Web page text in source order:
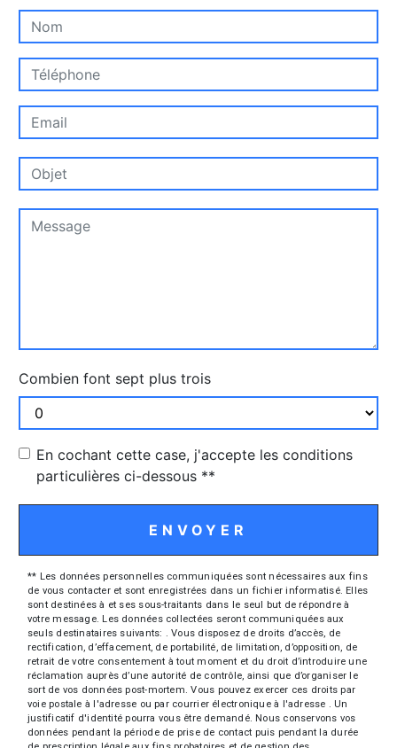
Combien font sept plus trois
En cochant cette case, j'accepte les conditions
particulières ci-dessous **
ENVOYER
** Les données personnelles communiquées sont nécessaires aux fins
de vous contacter et sont enregistrées dans un fichier informatisé. Elles
sont destinées à et ses sous-traitants dans le seul but de répondre à
votre message. Les données collectées seront communiquées aux
seuls destinataires suivants: . Vous disposez de droits d’accès, de
rectification, d’effacement, de portabilité, de limitation, d’opposition, de
retrait de votre consentement à tout moment et du droit d’introduire une
réclamation auprès d’une autorité de contrôle, ainsi que d’organiser le
sort de vos données post-mortem. Vous pouvez exercer ces droits par
voie postale à l'adresse ou par courrier électronique à l'adresse . Un
justificatif d'identité pourra vous être demandé. Nous conservons vos
données pendant la période de prise de contact puis pendant la durée